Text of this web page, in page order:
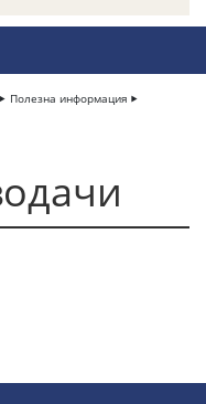
Полезна информация